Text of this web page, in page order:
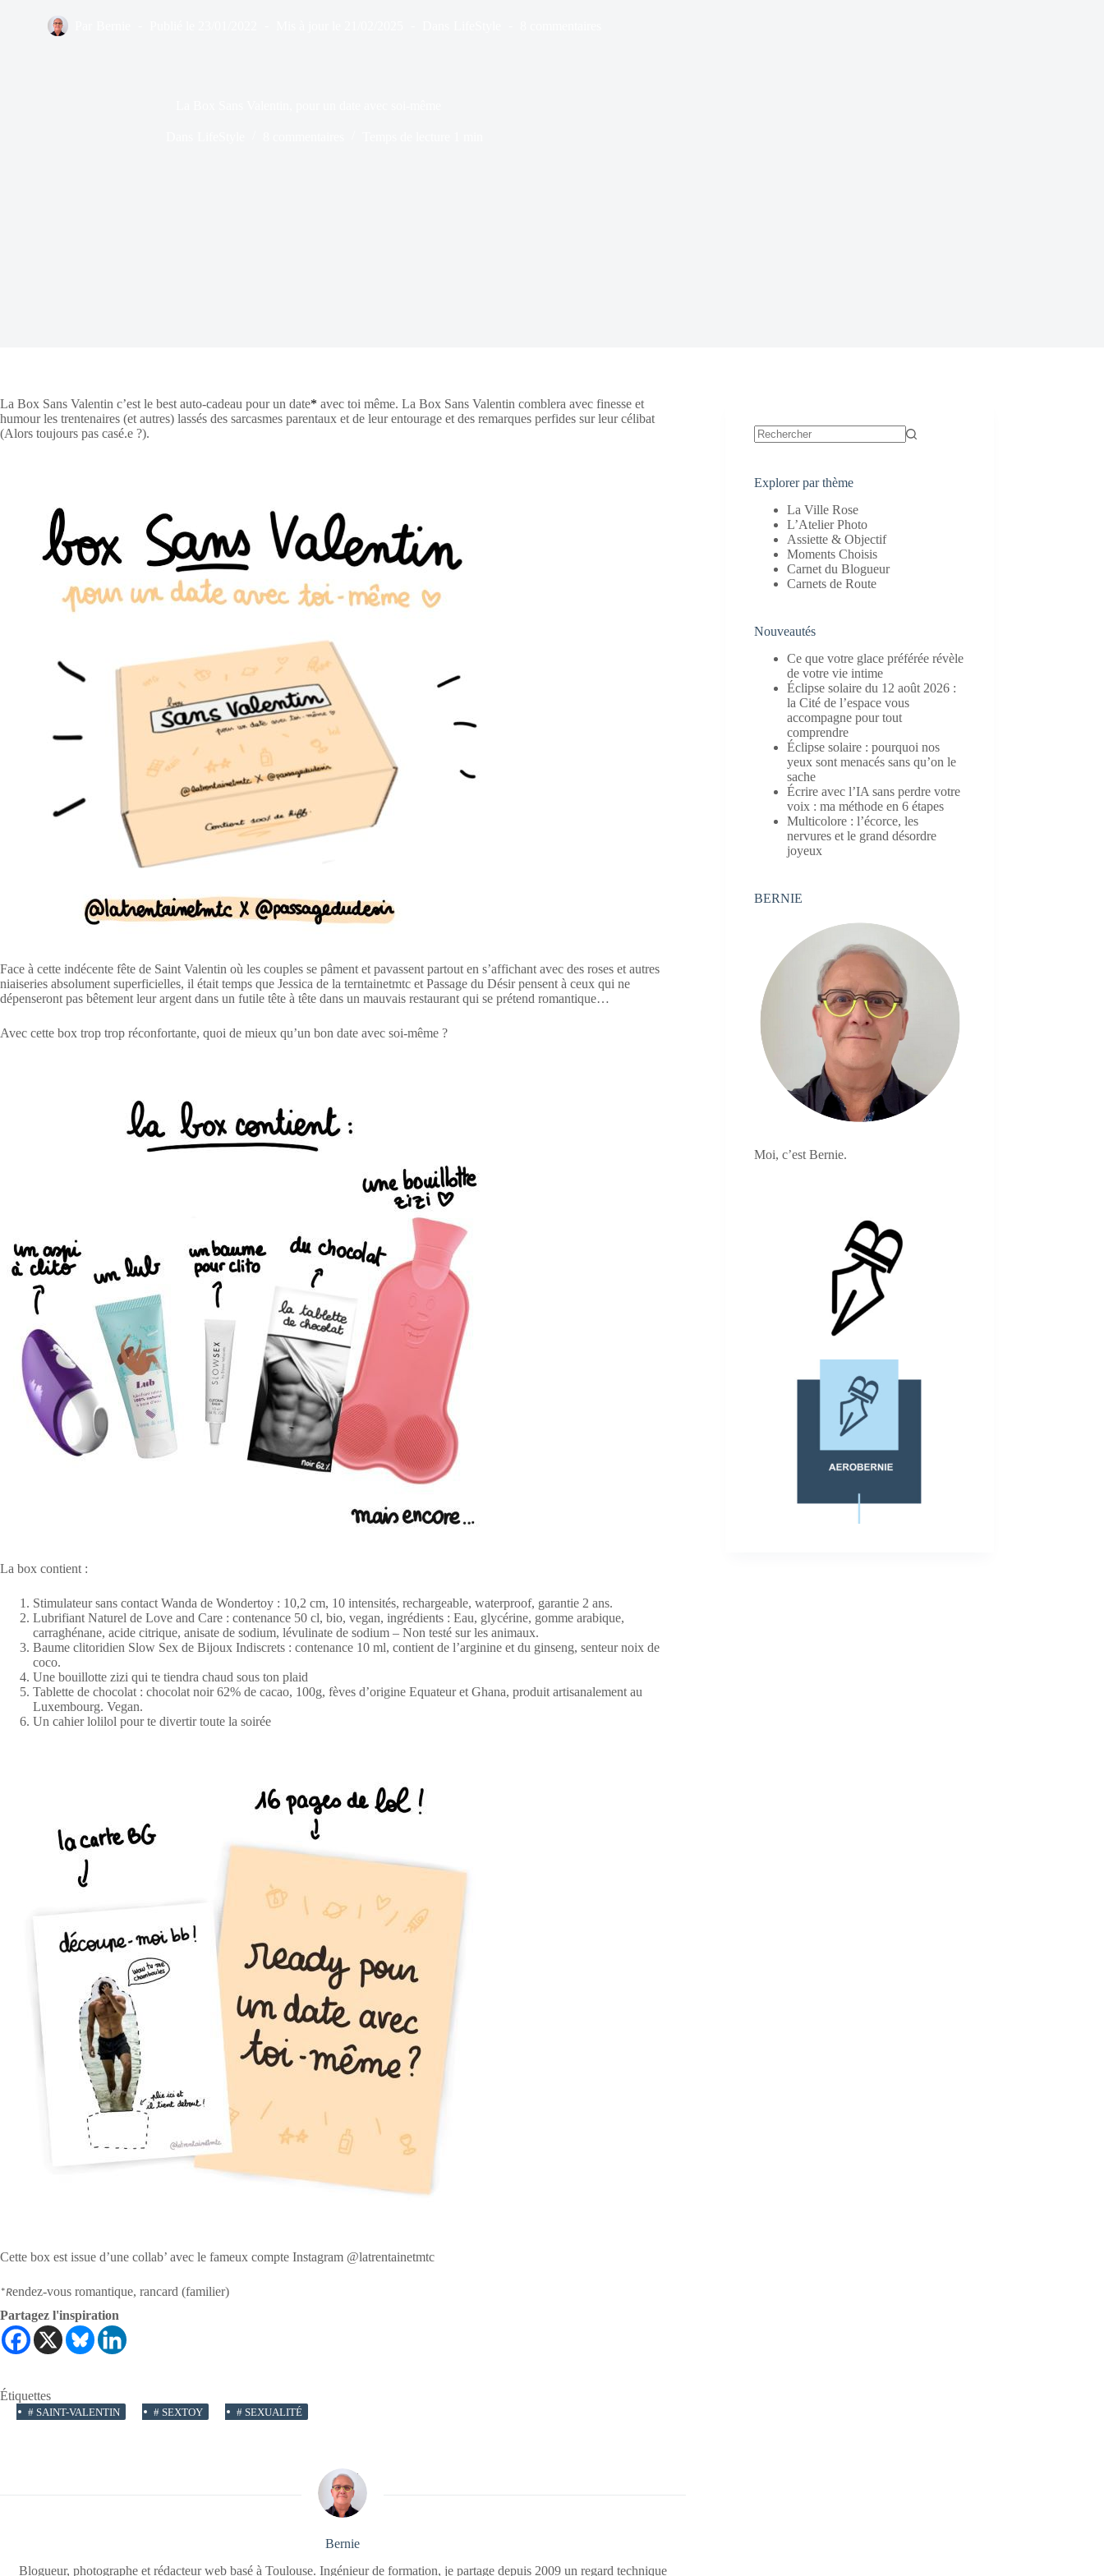
La Box Sans Valentin c’est le best auto-cadeau pour un date* avec toi même. La Box Sans Valentin comblera avec finesse et
humour les trentenaires (et autres) lassés des sarcasmes parentaux et de leur entourage et des remarques perfides sur leur célibat
(Alors toujours pas casé.e ?).
Face à cette indécente fête de Saint Valentin où les couples se pâment et pavassent partout en s’affichant avec des roses et autres
niaiseries absolument superficielles, il était temps que Jessica de la terntainetmtc et Passage du Désir pensent à ceux qui ne
dépenseront pas bêtement leur argent dans un futile tête à tête dans un mauvais restaurant qui se prétend romantique…
Avec cette box trop trop réconfortante, quoi de mieux qu’un bon date avec soi-même ?
La box contient :
Stimulateur sans contact Wanda de Wondertoy : 10,2 cm, 10 intensités, rechargeable, waterproof, garantie 2 ans.
Lubrifiant Naturel de Love and Care : contenance 50 cl, bio, vegan, ingrédients : Eau, glycérine, gomme arabique,
carraghénane, acide citrique, anisate de sodium, lévulinate de sodium – Non testé sur les animaux.
Baume clitoridien Slow Sex de Bijoux Indiscrets : contenance 10 ml, contient de l’arginine et du ginseng, senteur noix de
coco.
Une bouillotte zizi qui te tiendra chaud sous ton plaid
Tablette de chocolat : chocolat noir 62% de cacao, 100g, fèves d’origine Equateur et Ghana, produit artisanalement au
Luxembourg. Vegan.
Un cahier lolilol pour te divertir toute la soirée
Cette box est issue d’une collab’ avec le fameux compte Instagram @latrentainetmtc
*Rendez-vous romantique, rancard (familier)
Partagez l'inspiration
Étiquettes
# SAINT-VALENTIN # SEXTOY # SEXUALITÉ
Bernie
Blogueur, photographe et rédacteur web basé à Toulouse. Ingénieur de formation, je partage depuis 2009 un regard technique
Explorer par thème
La Ville Rose
L’Atelier Photo
Assiette & Objectif
Moments Choisis
Carnet du Blogueur
Carnets de Route
Nouveautés
Ce que votre glace préférée révèle
de votre vie intime
Éclipse solaire du 12 août 2026 :
la Cité de l’espace vous
accompagne pour tout
comprendre
Éclipse solaire : pourquoi nos
yeux sont menacés sans qu’on le
sache
Écrire avec l’IA sans perdre votre
voix : ma méthode en 6 étapes
Multicolore : l’écorce, les
nervures et le grand désordre
joyeux
BERNIE
Moi, c’est Bernie.